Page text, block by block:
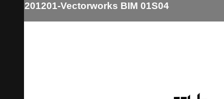
201201-Vectorworks BIM 01S04